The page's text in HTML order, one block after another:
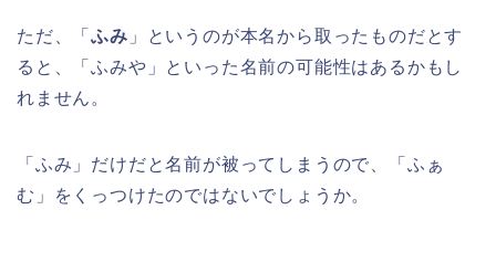
ただ、「ふみ 」というのが本名から取ったものだとす
ると、「ふみや」といった名前の可能性はあるかもし
れません。
「ふみ」だけだと名前が被ってしまうので、「ふぁ
む」をくっつけたのではないでしょうか。